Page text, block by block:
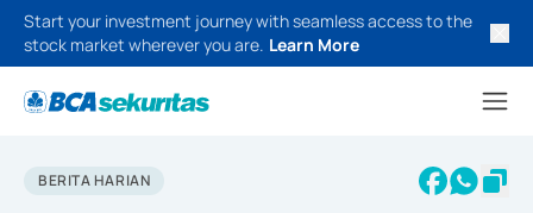
Start your investment journey with seamless access to the
stock market wherever you are. Learn More
BERITA HARIAN